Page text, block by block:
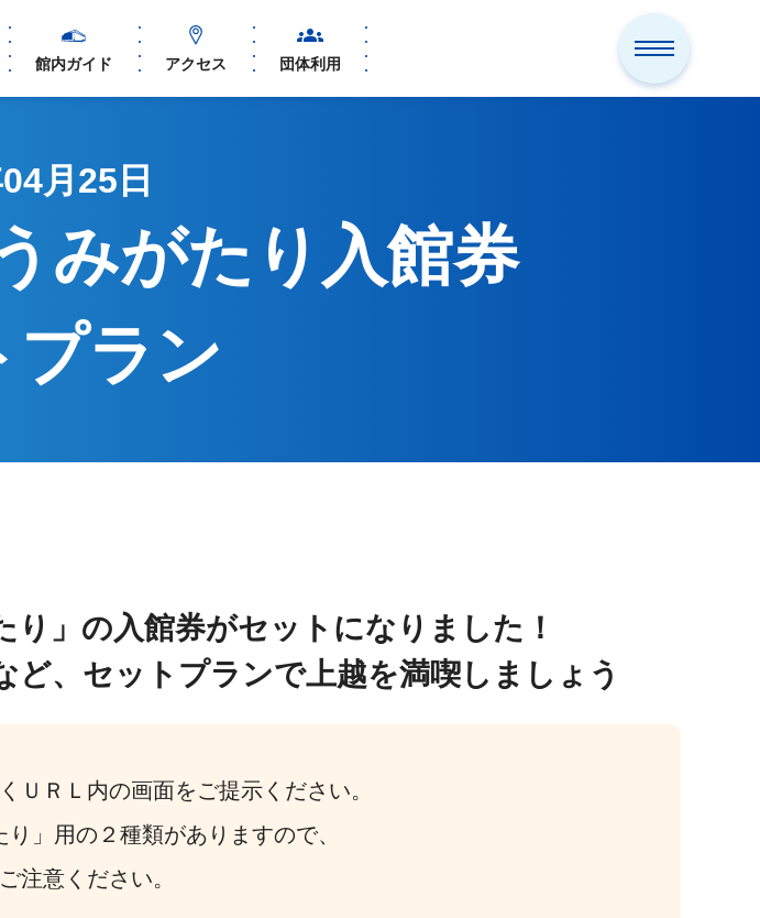
館内ガイド アクセス 団体利用
月25日
みがたり入館券
プラン
」の入館券がセットになりました！
、セットプランで上越を満喫しましょう
ＵＲＬ内の画面をご提示ください。
」用の２種類がありますので、
注意ください。